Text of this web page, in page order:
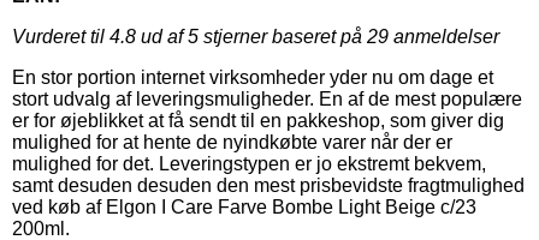
Vurderet til 4.8 ud af 5 stjerner baseret på 29 anmeldelser
En stor portion internet virksomheder yder nu om dage et
stort udvalg af leveringsmuligheder. En af de mest populære
er for øjeblikket at få sendt til en pakkeshop, som giver dig
mulighed for at hente de nyindkøbte varer når der er
mulighed for det. Leveringstypen er jo ekstremt bekvem,
samt desuden desuden den mest prisbevidste fragtmulighed
ved køb af Elgon I Care Farve Bombe Light Beige c/23
200ml.